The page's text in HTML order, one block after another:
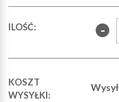
ILOŚĆ: -
KOSZT
WYSYŁKI: